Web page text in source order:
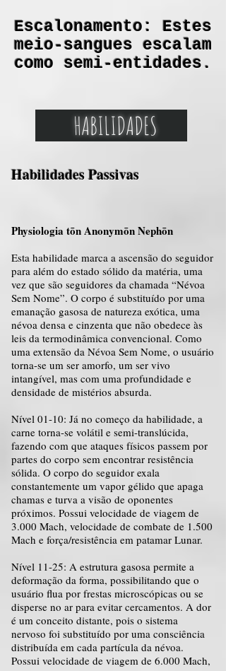
Escalonamento: Estes
meio-sangues escalam
como semi-entidades.
HABILIDADES
Habilidades Passivas
Physiologia tōn Anonymōn Nephōn
Esta habilidade marca a ascensão do seguidor
para além do estado sólido da matéria, uma
vez que são seguidores da chamada “Névoa
Sem Nome”. O corpo é substituído por uma
emanação gasosa de natureza exótica, uma
névoa densa e cinzenta que não obedece às
leis da termodinâmica convencional. Como
uma extensão da Névoa Sem Nome, o usuário
torna-se um ser amorfo, um ser vivo
intangível, mas com uma profundidade e
densidade de mistérios absurda.
Nível 01-10: Já no começo da habilidade, a
carne torna-se volátil e semi-translúcida,
fazendo com que ataques físicos passem por
partes do corpo sem encontrar resistência
sólida. O corpo do seguidor exala
constantemente um vapor gélido que apaga
chamas e turva a visão de oponentes
próximos. Possui velocidade de viagem de
3.000 Mach, velocidade de combate de 1.500
Mach e força/resistência em patamar Lunar.
Nível 11-25: A estrutura gasosa permite a
deformação da forma, possibilitando que o
usuário flua por frestas microscópicas ou se
disperse no ar para evitar cercamentos. A dor
é um conceito distante, pois o sistema
nervoso foi substituído por uma consciência
distribuída em cada partícula da névoa.
Possui velocidade de viagem de 6.000 Mach,